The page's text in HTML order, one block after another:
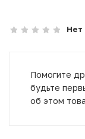
Нет
Помогите
будьте
об этом